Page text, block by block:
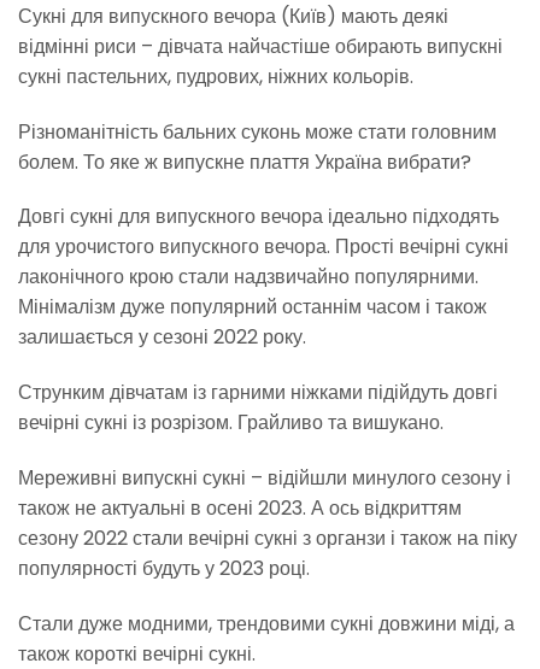
Сукні для випускного вечора (Київ) мають деякі
відмінні риси – дівчата найчастіше обирають випускні
сукні пастельних, пудрових, ніжних кольорів.
Різноманітність бальних суконь може стати головним
болем. То яке ж випускне плаття Україна вибрати?
Довгі сукні для випускного вечора ідеально підходять
для урочистого випускного вечора. Прості вечірні сукні
лаконічного крою стали надзвичайно популярними.
Мінімалізм дуже популярний останнім часом і також
залишається у сезоні 2022 року.
Струнким дівчатам із гарними ніжками підійдуть довгі
вечірні сукні із розрізом. Грайливо та вишукано.
Мереживні випускні сукні – відійшли минулого сезону і
також не актуальні в осені 2023. А ось відкриттям
сезону 2022 стали вечірні сукні з органзи і також на піку
популярності будуть у 2023 році.
Стали дуже модними, трендовими сукні довжини міді, а
також короткі вечірні сукні.